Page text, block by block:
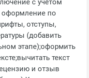
с учётом
оформление по
отступы,
(добавить
этапе);оформить
текст
и отзыв